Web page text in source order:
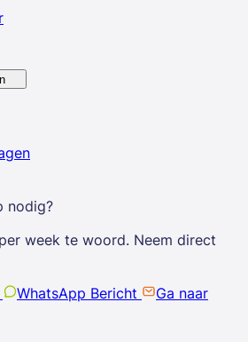
nodig?
week te woord. Neem direct
WhatsApp Bericht
Ga naar